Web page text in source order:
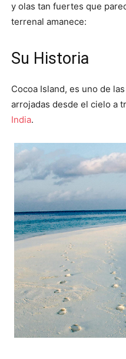
y olas tan fuertes que
terrenal amanece:
Su Historia
Cocoa Island, es uno de
arrojadas desde el cielo a
India.